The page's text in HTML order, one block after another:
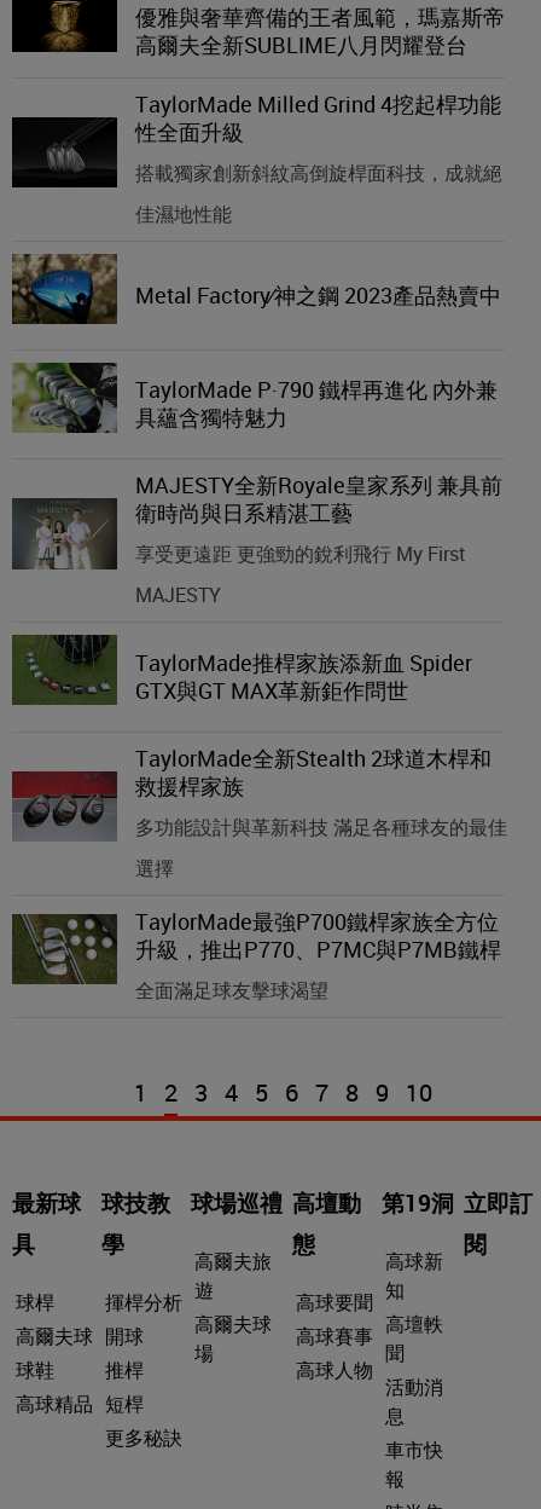
優雅與奢華齊備的王者風範，瑪嘉斯帝
高爾夫全新SUBLIME八月閃耀登台
TaylorMade Milled Grind 4挖起桿功能
性全面升級
搭載獨家創新斜紋高倒旋桿面科技，成就絕
佳濕地性能
Metal Factory∕神之鋼 2023產品熱賣中
TaylorMade P·790 鐵桿再進化 內外兼
具蘊含獨特魅力
MAJESTY全新Royale皇家系列 兼具前
衛時尚與日系精湛工藝
享受更遠距 更強勁的銳利飛行 My First
MAJESTY
TaylorMade推桿家族添新血 Spider
GTX與GT MAX革新鉅作問世
TaylorMade全新Stealth 2球道木桿和
救援桿家族
多功能設計與革新科技 滿足各種球友的最佳
選擇
TaylorMade最強P700鐵桿家族全方位
升級，推出P770、P7MC與P7MB鐵桿
全面滿足球友擊球渴望
1 2 3 4 5 6 7 8 9 10
最新球
具
球桿
高爾夫球
球鞋
高球精品
球技教
學
揮桿分析
開球
推桿
短桿
更多秘訣
球場巡禮
高爾夫旅
遊
高爾夫球
場
高壇動
態
高球要聞
高球賽事
高球人物
第19洞
高球新
知
高壇軼
聞
活動消
息
車市快
報
立即訂
閱